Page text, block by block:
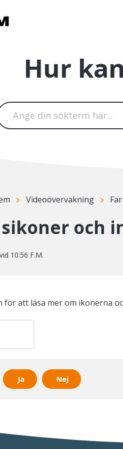
Hur
Videoövervakning
och
10:56 F.M.
för att läsa mer om ikonerna
Ja Nej